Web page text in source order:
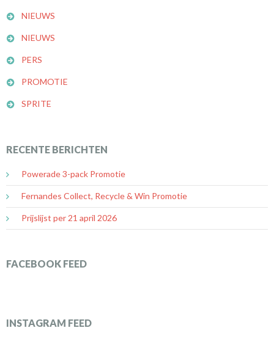
NIEUWS
NIEUWS
PERS
PROMOTIE
SPRITE
RECENTE BERICHTEN
Powerade 3-pack Promotie
Fernandes Collect, Recycle & Win Promotie
Prijslijst per 21 april 2026
FACEBOOK FEED
INSTAGRAM FEED